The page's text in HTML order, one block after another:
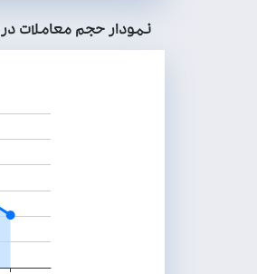
نمودار حجم معاملات در ۱۰ روز اخير